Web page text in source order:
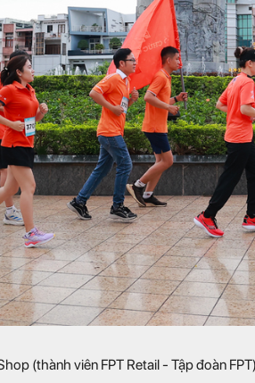
(thành viên FPT Retail - Tập đoàn